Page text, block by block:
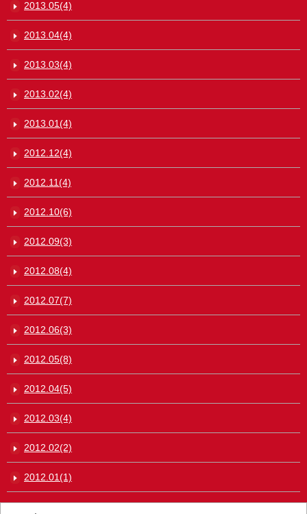
2013.05(4)
2013.04(4)
2013.03(4)
2013.02(4)
2013.01(4)
2012.12(4)
2012.11(4)
2012.10(6)
2012.09(3)
2012.08(4)
2012.07(7)
2012.06(3)
2012.05(8)
2012.04(5)
2012.03(4)
2012.02(2)
2012.01(1)